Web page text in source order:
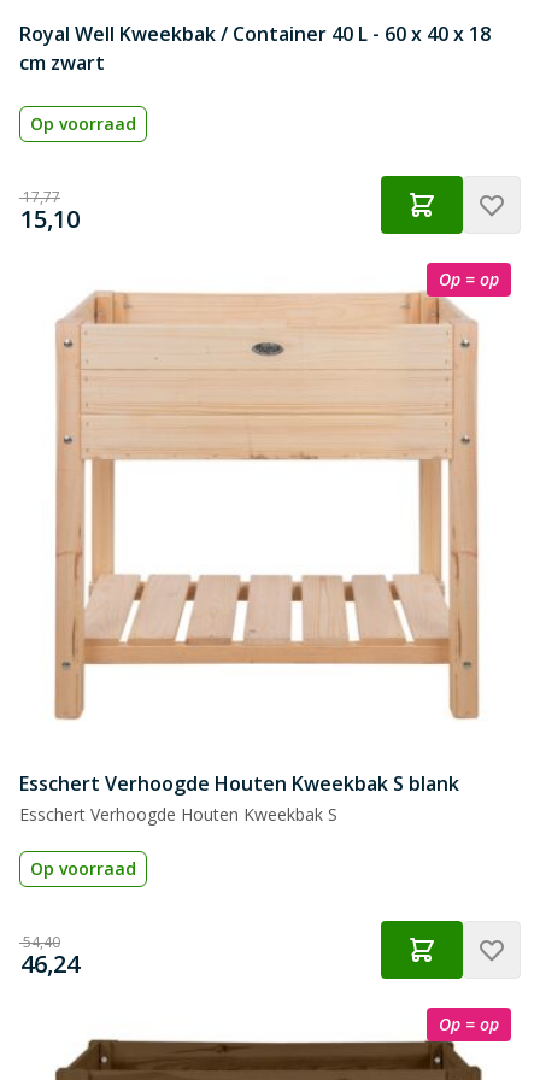
Royal Well Kweekbak / Container 40 L - 60 x 40 x 18
cm zwart
Op voorraad
Speciale prijs
€
15,10
Normale prijs
€
17,77
Op = op
Esschert Verhoogde Houten Kweekbak S blank
Esschert Verhoogde Houten Kweekbak S
Op voorraad
Speciale prijs
€
46,24
Normale prijs
€
54,40
Op = op